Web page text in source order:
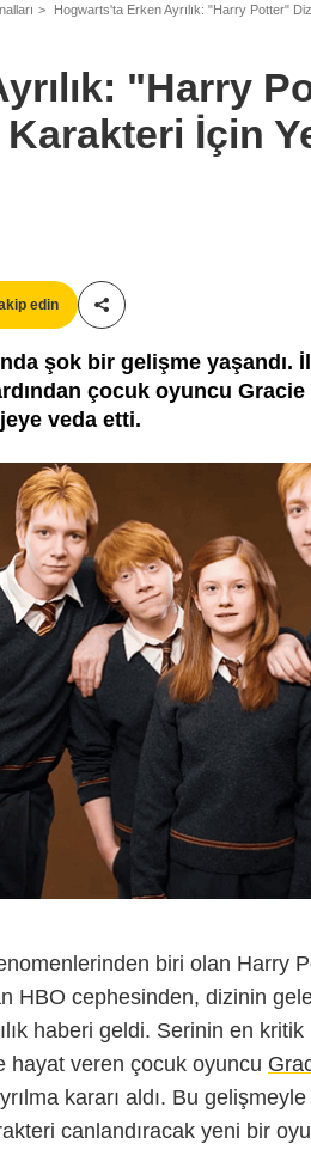
Hogwarts'ta Erken Ayrılık: "Harry Potter"
"Harry
İçin
edin
Paylaş!
şok bir gelişme yaşandı.
çocuk oyuncu Gracie
veda etti.
biri olan Harry
HBO cephesinden, dizinin
haberi geldi. Serinin en kritik
hayat veren çocuk oyuncu
kararı aldı. Bu
canlandıracak yeni bir